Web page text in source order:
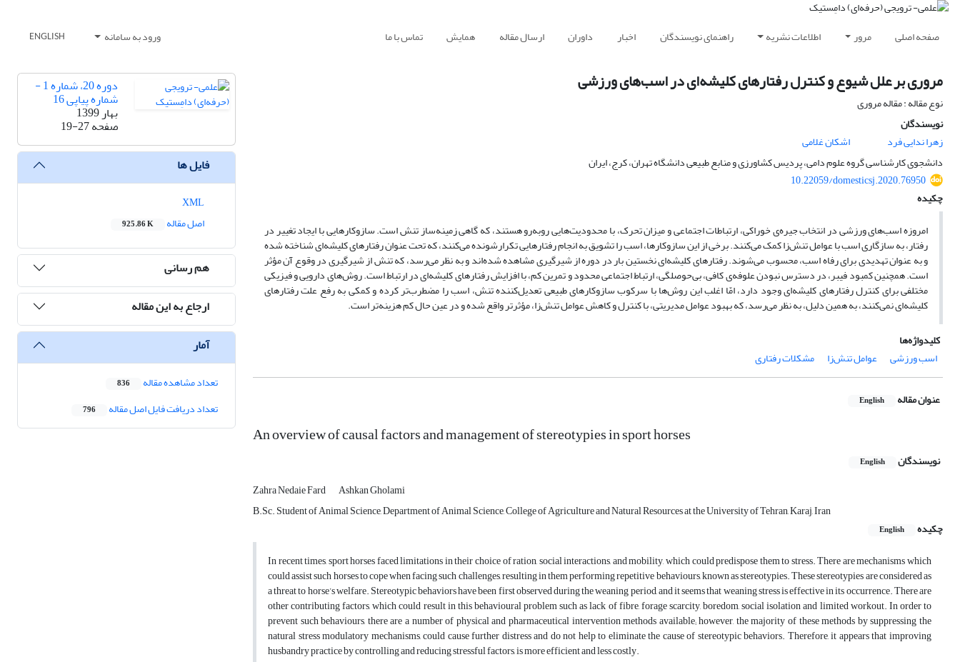
صفحه اصلی مرور اطلاعات نشریه راهنمای نویسندگان اخبار داوران ارسال مقاله همایش تماس با ما ورود به سامانه ENGLISH
مروری بر علل شیوع و کنترل رفتارهای کلیشه‌ای در اسب‌های ورزشی
نوع مقاله : مقاله مروری
نویسندگان
زهرا ندایی فرد
اشکان غلامی
دانشجوی کارشناسی گروه علوم دامی، پردیس کشاورزی و منابع طبیعی دانشگاه تهران، کرج، ایران
10.22059/domesticsj.2020.76950
چکیده
امروزه اسب­‌های ورزشی در انتخاب جیره‌­ی خوراکی، ارتباطات اجتماعی و میزان تحرک، با محدودیت­‌هایی روبه‌­رو هستند، که گاهی زمینه‌­ساز تنش است. سازوکار­هایی با ایجاد تغییر در
رفتار، به سازگاری اسب با عوامل تنش‌­زا کمک می­‌کنند. برخی از این سازوکارها، اسب را تشویق به انجام رفتارهایی تکرارشونده می­‌کنند، که تحت عنوان رفتارهای کلیشه­‌ای شناخته شده
و به عنوان تهدیدی برای رفاه اسب، محسوب می­‌شوند. رفتارهای کلیشه‌­ای نخستین بار در دوره­ از شیرگیری مشاهده شده‌­اند و به نظر می­‌رسد، که تنش از شیرگیری در وقوع آن مؤثر
است. همچنین کمبود فیبر، در دسترس نبودن علوفه­‌ی کافی، بی­‌حوصلگی، ارتباط اجتماعی محدود و تمرین کم، با افزایش رفتارهای کلیشه‌­ای در ارتباط است. روش­‌های دارویی و فیزیکی
مختلفی برای کنترل رفتارهای کلیشه‌­ای وجود دارد، امّا اغلب این روش‌­ها با سرکوب ­سازوکارهای طبیعی تعدیل­‌کننده تنش، اسب را مضطرب‌تر کرده و کمکی به رفع علت رفتارهای
کلیشه‌­ای نمی­‌کنند، به همین دلیل، به نظر می‌­رسد، که بهبود عوامل مدیریتی، با کنترل و کاهش عوامل تنش‌­زا، مؤثرتر واقع شده و در عین حال کم هزینه‌­تر است.
کلیدواژه‌ها
اسب ورزشی
عوامل تنش‌زا مشکلات رفتاری
عنوان مقاله English
An overview of causal factors and management of stereotypies in sport horses
نویسندگان English
Zahra Nedaie Fard
Ashkan Gholami
B.Sc. Student of Animal Science, Department of Animal Science, College of Agriculture and Natural Resources at the University of Tehran, Karaj, Iran
چکیده
English
In recent times, sport horses faced limitations in their choice of ration, social interactions, and mobility, which could predispose them to stress. There are mechanisms which
could assist such horses to cope when facing such challenges, resulting in them performing repetitive behaviours, known as stereotypies. These stereotypies are considered as
a threat to horse’s welfare. Stereotypic behaviors have been first observed during the weaning period, and it seems that weaning stress is effective in its occurrence. There are
other contributing factors, which could result in this behavioural problem such as lack of fibre, forage scarcity, boredom, social isolation and limited workout. In order to
prevent such behaviours, there are a number of physical and pharmaceutical intervention methods available; however, the majority of these methods by suppressing the
natural stress modulatory mechanisms, could cause further distress and do not help to eliminate the cause of stereotypic behaviors. Therefore, it appears that improving
husbandry practice by controlling and reducing stressful factors, is more efficient and less costly.
دوره 20، شماره 1 -
شماره پیاپی 16
بهار 1399
صفحه19-27
فایل ها
اصل مقاله
925.86 K
هم رسانی
ارجاع به این مقاله
آمار
تعداد مشاهده مقاله 836
تعداد دریافت فایل اصل مقاله 796